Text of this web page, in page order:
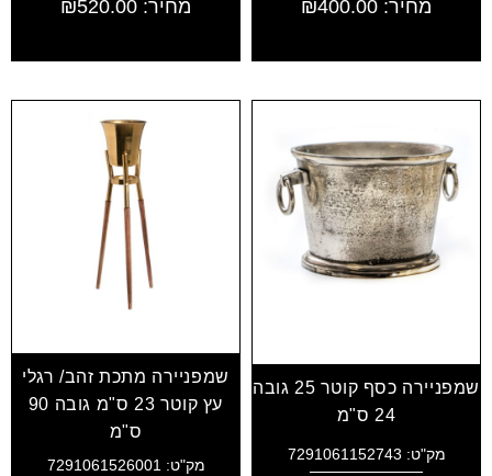
מחיר: ₪400.00 מחיר: ₪520.00
שמפניירה כסף קוטר 25 גובה
24 ס"מ
מק"ט: 7291061152743
שמפניירה מתכת זהב/ רגלי
עץ קוטר 23 ס"מ גובה 90
ס"מ
מק"ט: 7291061526001